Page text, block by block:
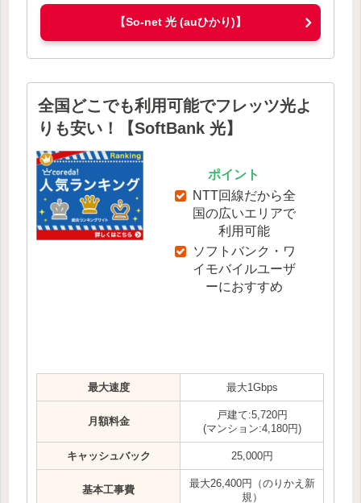
【So-net 光 (auひかり)】
全国どこでも利用可能でフレッツ光よ
りも安い！【SoftBank 光】
ポイント
NTT回線だから全
国の広いエリアで
利用可能
ソフトバンク・ワ
イモバイルユーザ
ーにおすすめ
最大速度 最大1Gbps
月額料金
戸建て:5,720円
(マンション:4,180円)
キャッシュバック 25,000円
基本工事費
最大26,400円（のりかえ新
規）